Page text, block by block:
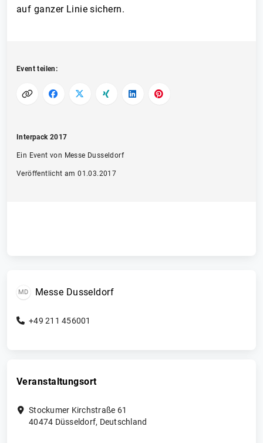
auf ganzer Linie sichern.
Event teilen:
Interpack 2017
Ein Event von Messe Dusseldorf
Veröffentlicht am 01.03.2017
MD Messe Dusseldorf
+49 211 456001
Veranstaltungsort
Stockumer Kirchstraße 61
40474 Düsseldorf, Deutschland